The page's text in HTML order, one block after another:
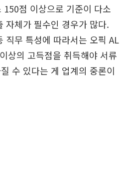
점 이상으로 기준이 다소
자체가 필수인 경우가 많다.
직무 특성에 따라서는 오픽 AL
상의 고득점을 취득해야 서류
수 있다는 게 업계의 중론이